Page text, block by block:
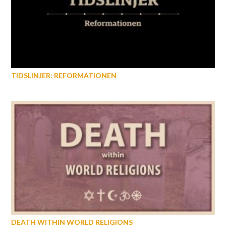
TIDSLINJER: REFORMATIONEN
DEATH WITHIN WORLD RELIGIONS